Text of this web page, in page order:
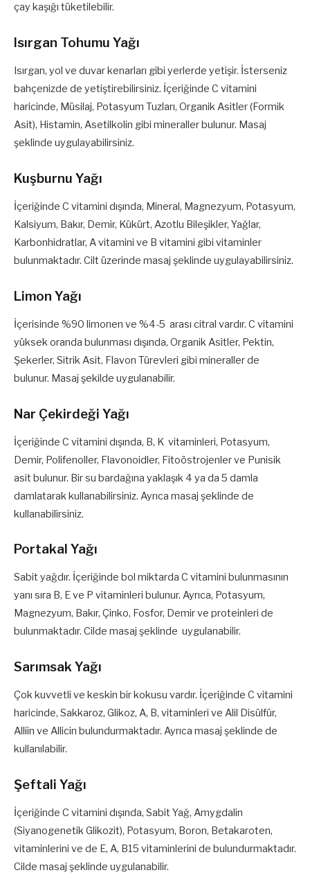
çay kaşığı tüketilebilir.
Isırgan Tohumu Yağı
Isırgan, yol ve duvar kenarları gibi yerlerde yetişir. İsterseniz
bahçenizde de yetiştirebilirsiniz. İçeriğinde C vitamini
haricinde, Müsilaj, Potasyum Tuzları, Organik Asitler (Formik
Asit), Histamin, Asetilkolin gibi mineraller bulunur. Masaj
şeklinde uygulayabilirsiniz.
Kuşburnu Yağı
İçeriğinde C vitamini dışında, Mineral, Magnezyum, Potasyum,
Kalsiyum, Bakır, Demir, Kükürt, Azotlu Bileşikler, Yağlar,
Karbonhidratlar, A vitamini ve B vitamini gibi vitaminler
bulunmaktadır. Cilt üzerinde masaj şeklinde uygulayabilirsiniz.
Limon Yağı
İçerisinde %90 limonen ve %4-5 arası citral vardır. C vitamini
yüksek oranda bulunması dışında, Organik Asitler, Pektin,
Şekerler, Sitrik Asit, Flavon Türevleri gibi mineraller de
bulunur. Masaj şekilde uygulanabilir.
Nar Çekirdeği Yağı
İçeriğinde C vitamini dışında, B, K vitaminleri, Potasyum,
Demir, Polifenoller, Flavonoidler, Fitoöstrojenler ve Punisik
asit bulunur. Bir su bardağına yaklaşık 4 ya da 5 damla
damlatarak kullanabilirsiniz. Ayrıca masaj şeklinde de
kullanabilirsiniz.
Portakal Yağı
Sabit yağdır. İçeriğinde bol miktarda C vitamini bulunmasının
yanı sıra B, E ve P vitaminleri bulunur. Ayrıca, Potasyum,
Magnezyum, Bakır, Çinko, Fosfor, Demir ve proteinleri de
bulunmaktadır. Cilde masaj şeklinde uygulanabilir.
Sarımsak Yağı
Çok kuvvetli ve keskin bir kokusu vardır. İçeriğinde C vitamini
haricinde, Sakkaroz, Glikoz, A, B, vitaminleri ve Alil Disülfür,
Alliin ve Allicin bulundurmaktadır. Ayrıca masaj şeklinde de
kullanılabilir.
Şeftali Yağı
İçeriğinde C vitamini dışında, Sabit Yağ, Amygdalin
(Siyanogenetik Glikozit), Potasyum, Boron, Betakaroten,
vitaminlerini ve de E, A, B15 vitaminlerini de bulundurmaktadır.
Cilde masaj şeklinde uygulanabilir.